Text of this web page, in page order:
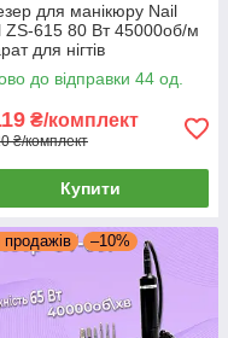
для манікюру Nail
ZS-615 80 Вт 45000об/м
для нігтів
Drill pro zs
до відправки 44 од.
₴/комплект
₴/комплект
Купити
продажів –10%